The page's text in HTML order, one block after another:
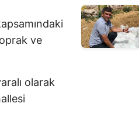
ve
olarak